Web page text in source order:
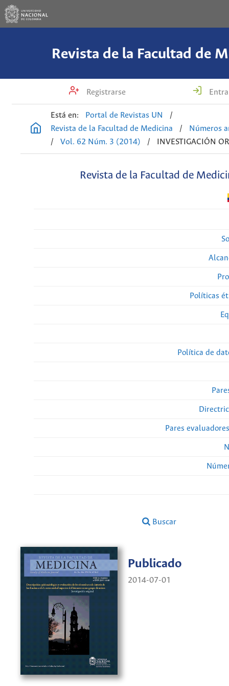
Revista de la Facultad de
Registrarse
Está en: Portal de Revistas UN
/
Revista de la Facultad de Medicina
/
Números
/
Vol. 62 Núm. 3 (2014) / INVESTIGACIÓN
Revista de la Facultad de
Políticas
Política de
Pares
Buscar
Publicado
2014-07-01